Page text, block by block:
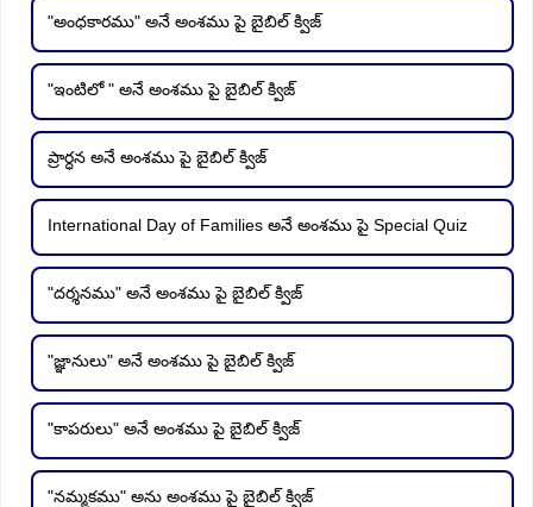
"అంధకారము" అనే అంశము పై బైబిల్ క్విజ్
"ఇంటిలో " అనే అంశము పై బైబిల్ క్విజ్
ప్రార్ధన అనే అంశము పై బైబిల్ క్విజ్
International Day of Families అనే అంశము పై Special Quiz
"దర్శనము" అనే అంశము పై బైబిల్ క్విజ్
"జ్ఞానులు" అనే అంశము పై బైబిల్ క్విజ్
"కాపరులు" అనే అంశము పై బైబిల్ క్విజ్
"నమ్మకము" అను అంశము పై బైబిల్ క్విజ్